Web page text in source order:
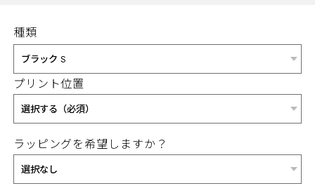
種類
プリント位置
ラッピングを希望しますか？